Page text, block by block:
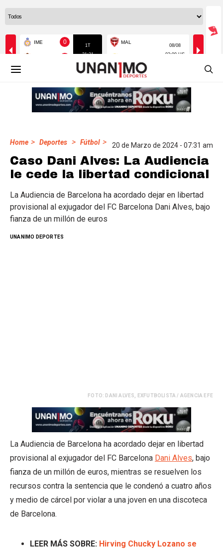
Home > Deportes > Fútbol > 20 de Marzo de 2024 - 07:31 am
Caso Dani Alves: La Audiencia
le cede la libertad condicional
La Audiencia de Barcelona ha acordado dejar en libertad
provisional al exjugador del FC Barcelona Dani Alves, bajo
fianza de un millón de euros
UNANIMO DEPORTES
FOTO: DANI ALVES, EXFUTBOLISTA / AGENCIA EFE
La Audiencia de Barcelona ha acordado dejar en libertad
provisional al exjugador del FC Barcelona Dani Alves, bajo
fianza de un millón de euros, mientras se resuelven los
recursos contra la sentencia que le condenó a cuatro años
y medio de cárcel por violar a una joven en una discoteca
de Barcelona.
LEER MÁS SOBRE: Hirving Chucky Lozano se